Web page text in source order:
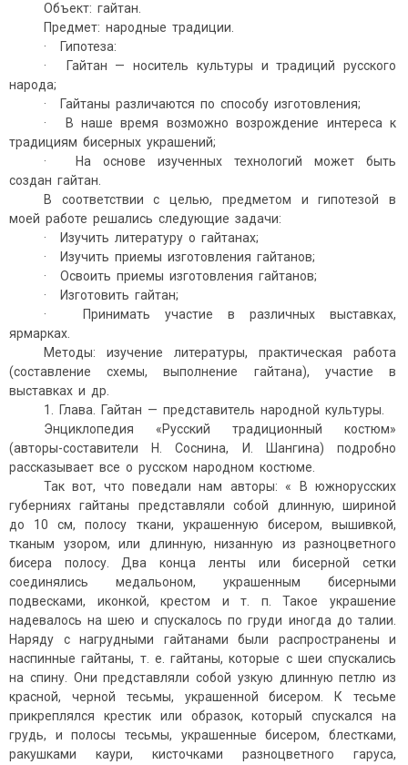
Объект: гайтан.
Предмет: народные традиции.
· Гипотеза:
· Гайтан — носитель культуры и традиций русского
народа;
· Гайтаны различаются по способу изготовления;
· В наше время возможно возрождение интереса к
традициям бисерных украшений;
· На основе изученных технологий может быть
создан гайтан.
В соответствии с целью, предметом и гипотезой в
моей работе решались следующие задачи:
· Изучить литературу о гайтанах;
· Изучить приемы изготовления гайтанов;
· Освоить приемы изготовления гайтанов;
· Изготовить гайтан;
· Принимать участие в различных выставках,
ярмарках.
Методы: изучение литературы, практическая работа
(составление схемы, выполнение гайтана), участие в
выставках и др.
1. Глава. Гайтан — представитель народной культуры.
Энциклопедия «Русский традиционный костюм»
(авторы-составители Н. Соснина, И. Шангина) подробно
рассказывает все о русском народном костюме.
Так вот, что поведали нам авторы: « В южнорусских
губерниях гайтаны представляли собой длинную, шириной
до 10 см, полосу ткани, украшенную бисером, вышивкой,
тканым узором, или длинную, низанную из разноцветного
бисера полосу. Два конца ленты или бисерной сетки
соединялись медальоном, украшенным бисерными
подвесками, иконкой, крестом и т. п. Такое украшение
надевалось на шею и спускалось по груди иногда до талии.
Наряду с нагрудными гайтанами были распространены и
наспинные гайтаны, т. е. гайтаны, которые с шеи спускались
на спину. Они представляли собой узкую длинную петлю из
красной, черной тесьмы, украшенной бисером. К тесьме
прикреплялся крестик или образок, который спускался на
грудь, и полосы тесьмы, украшенные бисером, блестками,
ракушками каури, кисточками разноцветного гаруса,